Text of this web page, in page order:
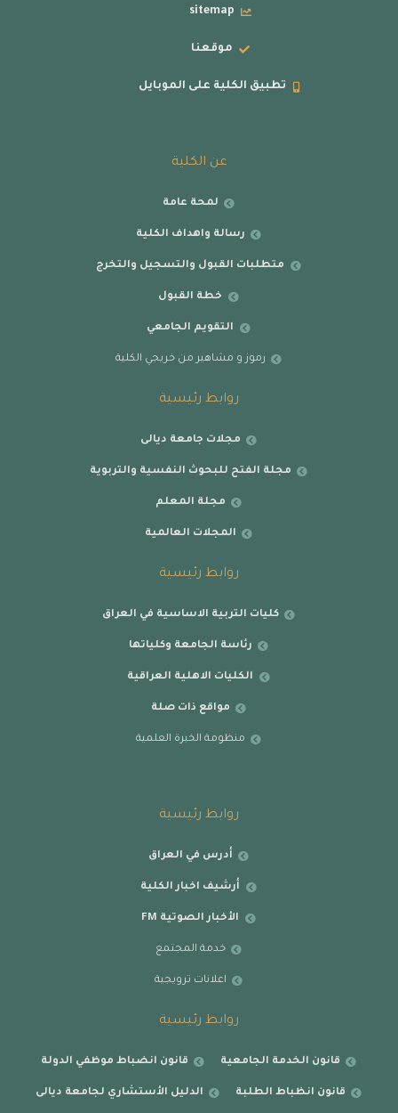
sitemap
موقعنا
تطبيق الكلية على الموبايل
عن الكلية
لمحة عامة
رسالة واهداف الكلية
متطلبات القبول والتسجيل والتخرج
خطة القبول
التقويم الجامعي
رموز و مشاهير من خريجي الكلية
روابط رئيسية
مجلات جامعة ديالى
مجلة الفتح للبحوث النفسية والتربوية
مجلة المعلم
المجلات العالمية
روابط رئيسية
كليات التربية الاساسية في العراق
رئاسة الجامعة وكلياتها
الكليات الاهلية العراقية
مواقع ذات صلة
منظومة الخبرة العلمية
روابط رئيسية
أدرس في العراق
أرشيف اخبار الكلية
الأخبار الصوتية FM
خدمة المجتمع
اعلانات ترويجية
روابط رئيسية
قانون الخدمة الجامعية قانون انضباط موظفي الدولة
قانون انظباط الطلبة الدليل الأستشاري لجامعة ديالى